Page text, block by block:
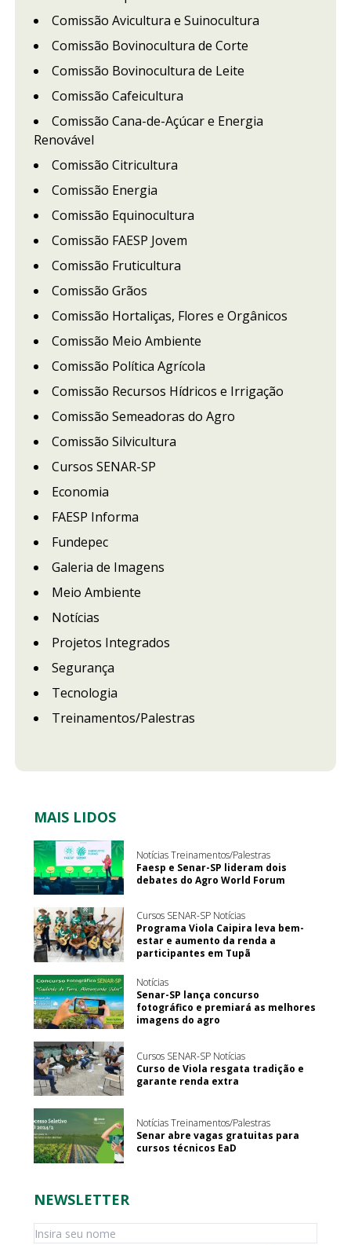
Comissão Avicultura e Suinocultura
Comissão Bovinocultura de Corte
Comissão Bovinocultura de Leite
Comissão Cafeicultura
Comissão Cana-de-Açúcar e Energia
Renovável
Comissão Citricultura
Comissão Energia
Comissão Equinocultura
Comissão FAESP Jovem
Comissão Fruticultura
Comissão Grãos
Comissão Hortaliças, Flores e Orgânicos
Comissão Meio Ambiente
Comissão Política Agrícola
Comissão Recursos Hídricos e Irrigação
Comissão Semeadoras do Agro
Comissão Silvicultura
Cursos SENAR-SP
Economia
FAESP Informa
Fundepec
Galeria de Imagens
Meio Ambiente
Notícias
Projetos Integrados
Segurança
Tecnologia
Treinamentos/Palestras
MAIS LIDOS
Notícias Treinamentos/Palestras
Faesp e Senar-SP lideram dois
debates do Agro World Forum
Cursos SENAR-SP Notícias
Programa Viola Caipira leva bem-
estar e aumento da renda a
participantes em Tupã
Notícias
Senar-SP lança concurso
fotográfico e premiará as melhores
imagens do agro
Cursos SENAR-SP Notícias
Curso de Viola resgata tradição e
garante renda extra
Notícias Treinamentos/Palestras
Senar abre vagas gratuitas para
cursos técnicos EaD
NEWSLETTER